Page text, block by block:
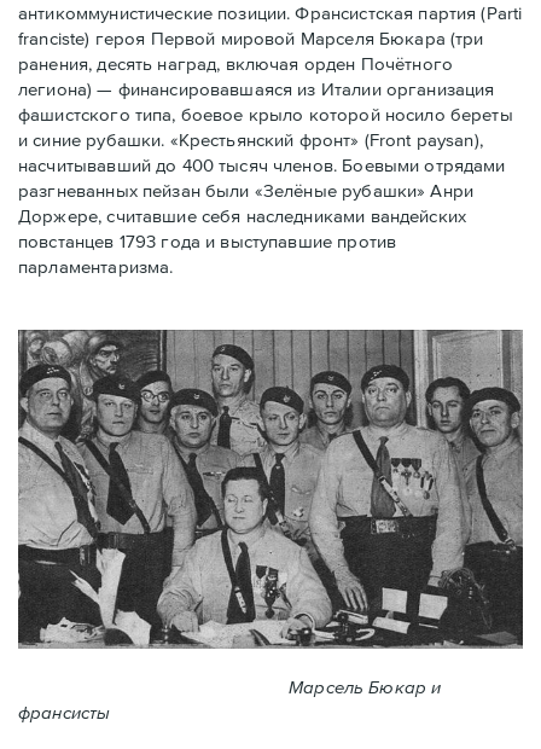
антикоммунистические позиции. Франсистская партия (Parti
franciste) героя Первой мировой Марселя Бюкара (три
ранения, десять наград, включая орден Почётного
легиона) — финансировавшаяся из Италии организация
фашистского типа, боевое крыло которой носило береты
и синие рубашки. «Крестьянский фронт» (Front paysan),
насчитывавший до 400 тысяч членов. Боевыми отрядами
разгневанных пейзан были «Зелёные рубашки» Анри
Доржере, считавшие себя наследниками вандейских
повстанцев 1793 года и выступавшие против
парламентаризма.
Марсель Бюкар и
франсисты